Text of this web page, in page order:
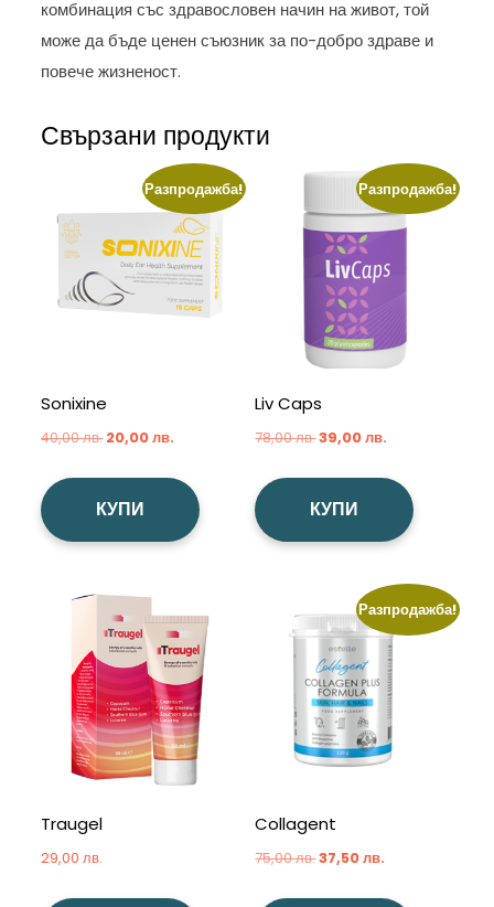
комбинация със здравословен начин на живот, той
може да бъде ценен съюзник за по-добро здраве и
повече жизненост.
Свързани продукти
Разпродажба!
Sonixine
40,00лв. Original
was:
20,00лв.
20,00 лв..
КУПИ
Разпродажба!
Liv Caps
78,00лв.Original
was:
39,00лв.
39,00 лв..
КУПИ
Traugel
29,00лв.
Разпродажба!
Collagent
75,00лв.Original
37,50лв.